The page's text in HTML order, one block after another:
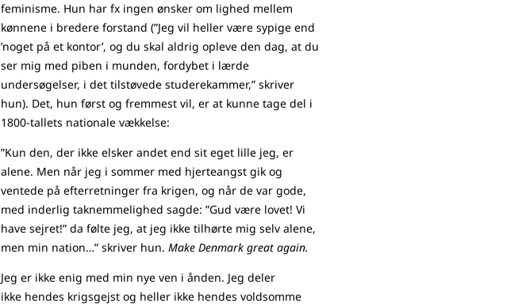
feminisme. Hun har fx ingen ønsker om lighed mellem
kønnene i bredere forstand (”Jeg vil heller være sypige end
’noget på et kontor’, og du skal aldrig opleve den dag, at du
ser mig med piben i munden, fordybet i lærde
undersøgelser, i det tilstøvede studerekammer,” skriver
hun). Det, hun først og fremmest vil, er at kunne tage del i
1800-tallets nationale vækkelse:
”Kun den, der ikke elsker andet end sit eget lille jeg, er
alene. Men når jeg i sommer med hjerteangst gik og
ventede på efterretninger fra krigen, og når de var gode,
med inderlig taknemmelighed sagde: ”Gud være lovet! Vi
have sejret!” da følte jeg, at jeg ikke tilhørte mig selv alene,
men min nation…” skriver hun.Make Denmark great again.
Jeg er ikke enig med min nye ven i ånden. Jeg deler
ikke hendes krigsgejst og heller ikke hendes voldsomme